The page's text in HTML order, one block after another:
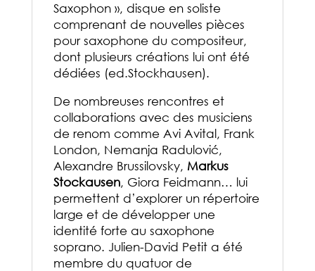
Saxophon », disque en soliste
comprenant de nouvelles pièces
pour saxophone du compositeur,
dont plusieurs créations lui ont été
dédiées (ed.Stockhausen).
De nombreuses rencontres et
collaborations avec des musiciens
de renom comme Avi Avital, Frank
London, Nemanja Radulović,
Alexandre Brussilovsky, Markus
Stockausen, Giora Feidmann… lui
permettent d’explorer un répertoire
large et de développer une
identité forte au saxophone
soprano. Julien-David Petit a été
membre du quatuor de